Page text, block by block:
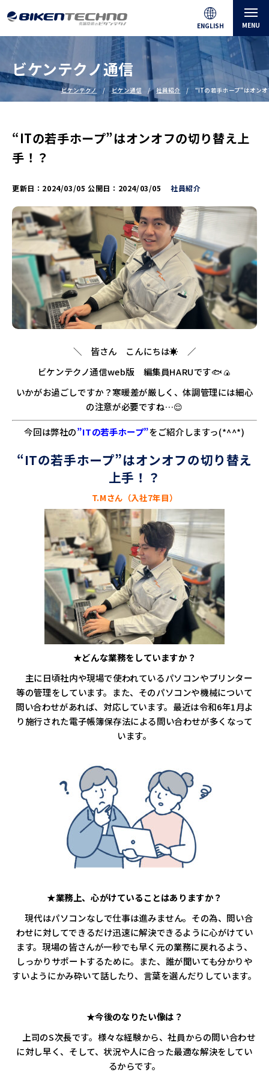
ENGLISH MENU
ビケンテクノ通信
ビケンテクノ ビケン通信 社員紹介 “ITの若手ホープ”はオン
“ITの若手ホープ”はオンオフの切り替え上
手！？
更新日： 2024/03/05 公開日： 2024/03/05 社員紹介
＼ 皆さん こんにちは☀ ／
ビケンテクノ通信web版 編集員HARUです🐟🍙
いかがお過ごしですか？寒暖差が厳しく、体調管理には細心
の注意が必要ですね…😌
今回は弊社の”ITの若手ホープ”をご紹介しますっ(*^^*)
“ITの若手ホープ”はオンオフの切り替え
上手！？
T.Mさん（入社7年目）
★どんな業務をしていますか？
主に日頃社内や現場で使われているパソコンやプリンター
等の管理をしています。また、そのパソコンや機械について
問い合わせがあれば、対応しています。最近は令和6年1月よ
り施行された電子帳簿保存法による問い合わせが多くなって
います。
★業務上、心がけていることはありますか？
現代はパソコンなしで仕事は進みません。その為、問い合
わせに対してできるだけ迅速に解決できるように心がけてい
ます。現場の皆さんが一秒でも早く元の業務に戻れるよう、
しっかりサポートするために。また、誰が聞いても分かりや
すいようにかみ砕いて話したり、言葉を選んだりしています。
★今後のなりたい像は？
上司のS次長です。様々な経験から、社員からの問い合わせ
に対し早く、そして、状況や人に合った最適な解決をしてい
るからです。